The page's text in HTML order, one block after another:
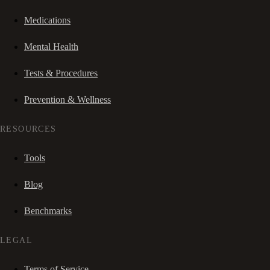
Medications
Mental Health
Tests & Procedures
Prevention & Wellness
RESOURCES
Tools
Blog
Benchmarks
LEGAL